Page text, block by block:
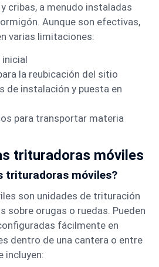
cribas, a menudo instaladas
Aunque son efectivas,
varias limitaciones:
la reubicación del sitio
de instalación y puesta en
para transportar materia
trituradoras móviles
trituradoras móviles?
son unidades de trituración
sobre orugas o ruedas. Pueden
fácilmente en
dentro de una cantera o entre
incluyen: